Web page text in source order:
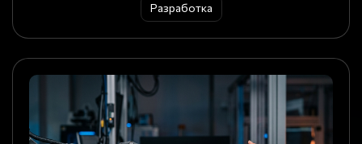
Разработка